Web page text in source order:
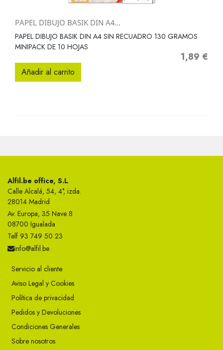
PAPEL DIBUJO BASIK DIN A4...
PAPEL DIBUJO BASIK DIN A4 SIN RECUADRO 130 GRAMOS
MINIPACK DE 10 HOJAS
Precio
1,89 €
Añadir al carrito
Alfil.be office, S.L
Calle Alcalá, 54, 4°, izda.
28014 Madrid
Av. Europa, 35 Nave 8
08700 Igualada
Telf 93 749 50 23
info@alfil.be
Servicio al cliente
Aviso Legal y Cookies
Política de privacidad
Pedidos y Devoluciones
Condiciones Generales
Sobre nosotros